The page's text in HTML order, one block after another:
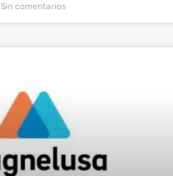
Sin comentarios